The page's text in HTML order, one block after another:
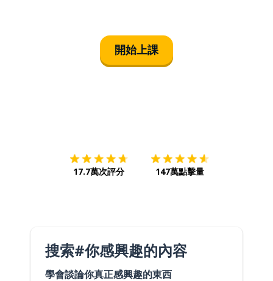
開始上課
17.7萬次評分 147萬點擊量
搜索#你感興趣的內容
學會談論你真正感興趣的東西